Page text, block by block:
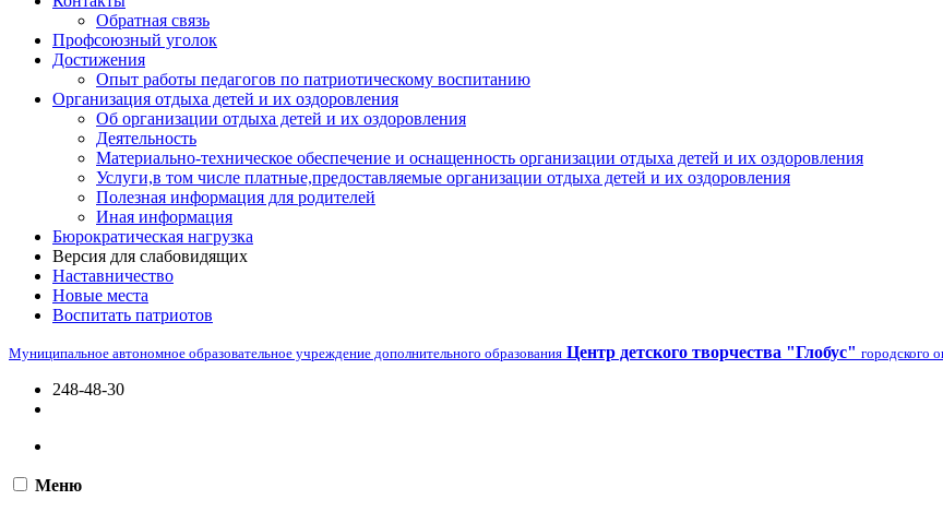
Обратная связь
Профсоюзный уголок
Достижения
Опыт работы педагогов по патриотическому воспитанию
Организация отдыха детей и их оздоровления
Об организации отдыха детей и их оздоровления
Деятельность
Материально-техническое обеспечение и оснащенность организации отдыха детей и их оздоровления
Услуги,в том числе платные,предоставляемые организации отдыха детей и их оздоровления
Полезная информация для родителей
Иная информация
Бюрократическая нагрузка
Версия для слабовидящих
Наставничество
Новые места
Воспитать патриотов
Муниципальное автономное образовательное учреждение дополнительного образования Центр детского творчества "Глобус" городского
248-48-30
Меню